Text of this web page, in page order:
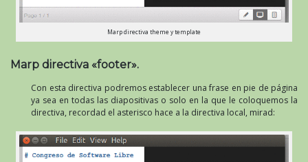
Marp directiva theme y template
Marp directiva «footer».
Con esta directiva podremos establecer una frase en pie de página
ya sea en todas las diapositivas o solo en la que le coloquemos la
directiva, recordad el asterisco hace a la directiva local, mirad: